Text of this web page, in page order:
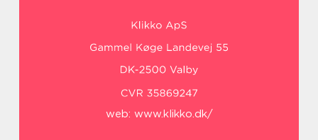
web: www.klikko.dk/